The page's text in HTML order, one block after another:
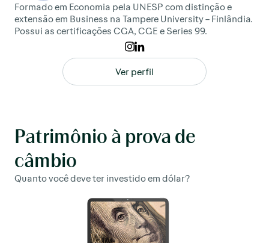
Formado em Economia pela UNESP com distinção e
extensão em Business na Tampere University – Finlândia.
Possui as certificações CGA, CGE e Series 99.
Ver perfil
Patrimônio à prova de
câmbio
Quanto você deve ter investido em dólar?